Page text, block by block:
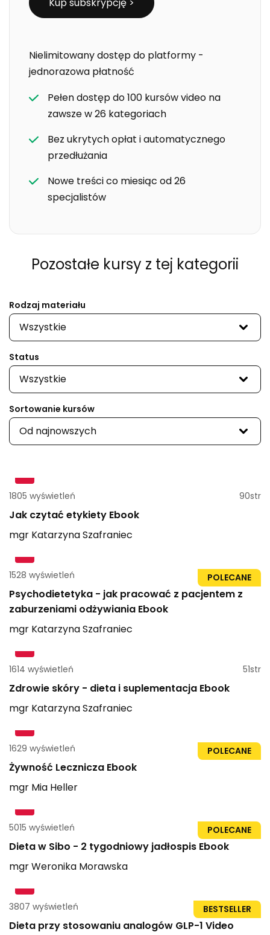
Nielimitowany dostęp do platformy -
jednorazowa płatność
Pełen dostęp do 100 kursów video na
zawsze w 26 kategoriach
Bez ukrytych opłat i automatycznego
przedłużania
Nowe treści co miesiąc od 26
specjalistów
Pozostałe kursy z tej kategorii
Rodzaj materiału
Wszystkie
Status
Wszystkie
Sortowanie kursów
Od najnowszych
1805 wyświetleń 90str
Jak czytać etykiety Ebook
mgr KatarzynaSzafraniec
POLECANE
1528 wyświetleń 73str
Psychodietetyka - jak pracować z pacjentem z
zaburzeniami odżywiania Ebook
mgr KatarzynaSzafraniec
1614 wyświetleń 51str
Zdrowie skóry - dieta i suplementacja Ebook
mgr KatarzynaSzafraniec
POLECANE
1629 wyświetleń 41str
Żywność Lecznicza Ebook
mgr Mia Heller
POLECANE
5015 wyświetleń 71str
Dieta w Sibo - 2 tygodniowy jadłospis Ebook
mgrWeronika Morawska
BESTSELLER
3807 wyświetleń 1h 15min
Dieta przy stosowaniu analogów GLP-1 Video